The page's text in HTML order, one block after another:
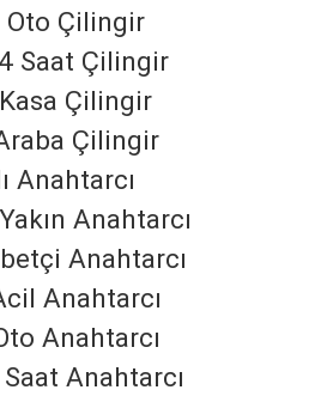
Oto Çilingir
Saat Çilingir
Kasa Çilingir
Çilingir
Anahtarcı
Anahtarcı
Anahtarcı
Anahtarcı
Anahtarcı
Saat Anahtarcı